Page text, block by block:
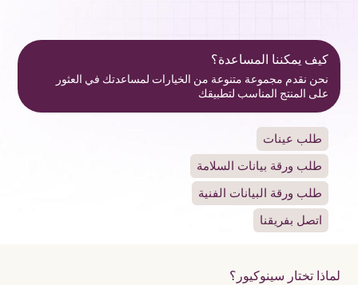
كيف يمكننا المساعدة؟
نحن نقدم مجموعة متنوعة من الخيارات لمساعدتك في العثور
على المنتج المناسب لتطبيقك
طلب عينات
طلب ورقة بيانات السلامة
طلب ورقة البيانات الفنية
اتصل بفريقنا
لماذا تختار سينوكيور؟